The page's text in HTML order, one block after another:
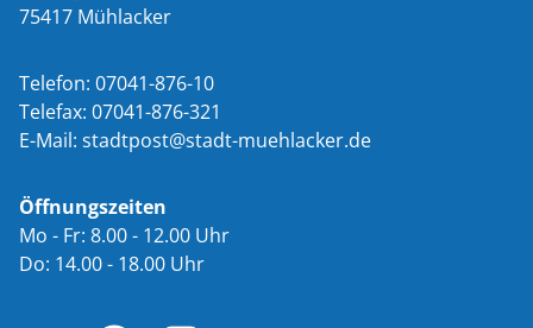
75417 Mühlacker
Telefon: 07041-876-10
Telefax: 07041-876-321
E-Mail: st dtp st st dt-m hl ck r d
Öffnungszeiten
Mo - Fr: 8.00 - 12.00 Uhr
Do: 14.00 - 18.00 Uhr